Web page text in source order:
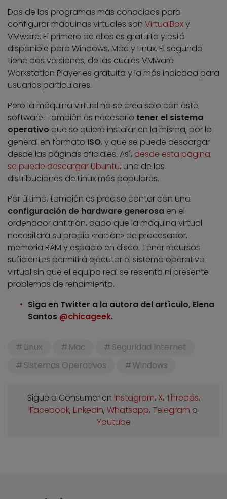
Dos de los programas más conocidos para
configurar máquinas virtuales son VirtualBoxy
VMware. El primero de ellos es gratuito y está
disponible para Windows, Mac y Linux. El segundo
tiene dos versiones, de las cuales VMware
Workstation Player es gratuita y la más indicada para
usuarios particulares.
Pero la máquina virtual no se crea solo con este
software. También es necesario tener el sistema
operativo que se quiere instalar en la misma, por lo
general en formato ISO, y que se puede descargar
desde las páginas oficiales. Así, desde esta página
se puede descargar Ubuntu, una de las
distribuciones de Linux más populares.
Por último, también es preciso contar con una
configuración de hardware generosa en el
ordenador anfitrión, dado que la máquina virtual
necesitará su propia «ración» de procesador,
memoria RAM y espacio en disco. Tener recursos
suficientes permitirá ejecutar el sistema operativo
virtual sin que el equipo real se resienta ni presente
problemas de rendimiento.
Siga en Twitter a la autora del artículo, Elena
Santos @chicageek.
Linux Mac
Seguridad Internet
Sistemas Operativos
Windows
Sigue a Consumer en Instagram, X, Threads,
Facebook, Linkedin, Whatsapp, Telegram o
Youtube